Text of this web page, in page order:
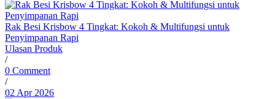
Rak Besi Krisbow 4 Tingkat: Kokoh & Multifungsi untuk
Penyimpanan Rapi
Ulasan Produk
/
0 Comment
/
02 Apr 2026